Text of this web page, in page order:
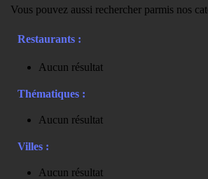
Vous pouvez aussi rechercher parmis nos
Restaurants :
Aucun résultat
Thématiques :
Aucun résultat
Villes :
Aucun résultat